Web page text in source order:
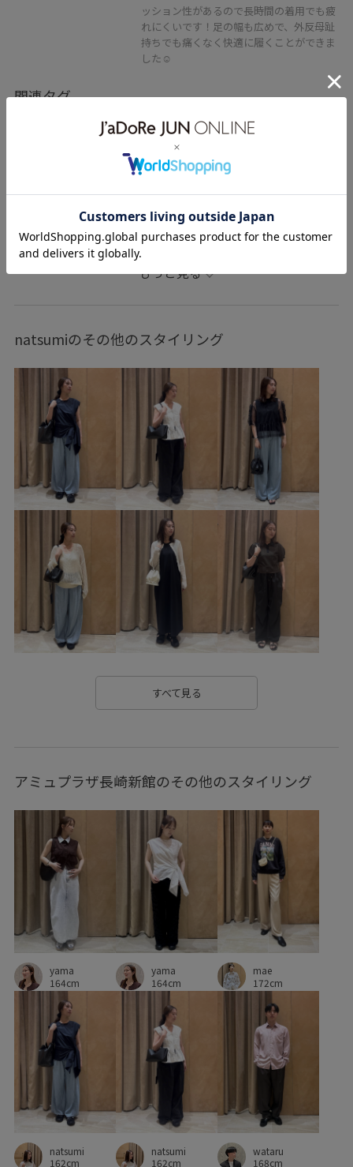
ッション性があるので長時間の着用でも疲
れにくいです！足の幅も広めで、外反母趾
持ちでも痛くなく快適に履くことができま
した☺︎
関連タグ
夏コーデ お仕事コーデ デートコーデ
旅行コーデ 推し活コーデ
ADAM ET ROPÉ ウェーブ ブルべ冬 乾燥
ジャケット/アウター
MIZUNO Tシャツ
イージーパンツ ウエストがゴム クッション
クッション性 コットン シンプル ジャケット
ストラップ ストレスフリー セットアップ
セットアップ対象商品 タック ナチュラル
バスケットボール フィット感 ブラウス ミニマル
リネン リラックス感 ワイドパンツ ワンピース
伸縮性 光沢感 夏羽織 夏雑貨
大人っぽい 立体感
もっと見る
natsumiのその他のスタイリング
すべて見る
アミュプラザ長崎新館のその他のスタイリング
yama
164cm
yama
164cm
mae
172cm
natsumi
162cm
natsumi
162cm
wataru
168cm